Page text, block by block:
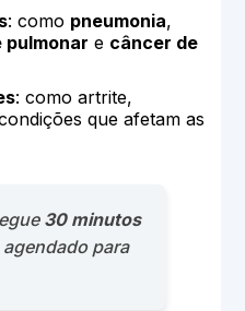
: como pneumonia,
pulmonar e câncer de
: como artrite,
que afetam as
30 minutos
para